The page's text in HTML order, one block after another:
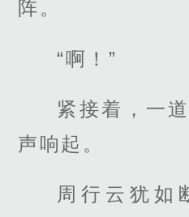
阵。
“啊！”
紧接着，一
声响起。
周行云犹如